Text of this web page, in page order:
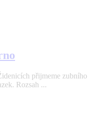
přijmeme zubního
Rozsah ...